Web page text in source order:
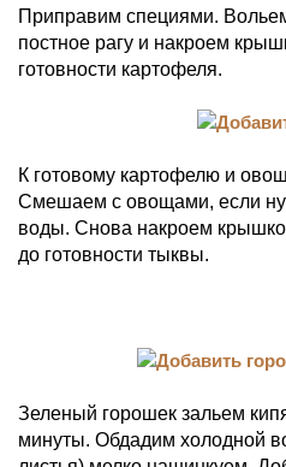
Приправим специями.
постное рагу и накроем
готовности картофеля.
К готовому картофелю и
Смешаем с овощами, если
воды. Снова накроем
до готовности тыквы.
Зеленый горошек зальем
минуты. Обдадим холодной